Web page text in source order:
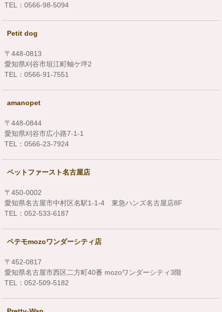
TEL：0566-98-5094
Petit dog
〒448-0813
愛知県刈谷市垣江町蚰ケ坪2
TEL：0566-91-7551
amanopet
〒448-0844
愛知県刈谷市広小路7-1-1
TEL：0566-23-7924
ペットファースト名古屋店
〒450-0002
愛知県名古屋市中村区名駅1-1-4 東急ハンズ名古屋店8F
TEL：052-533-6187
ペテモmozoワンダーシティ店
〒452-0817
愛知県名古屋市西区二方町40番 mozoワンダーシティ3階
TEL：052-509-5182